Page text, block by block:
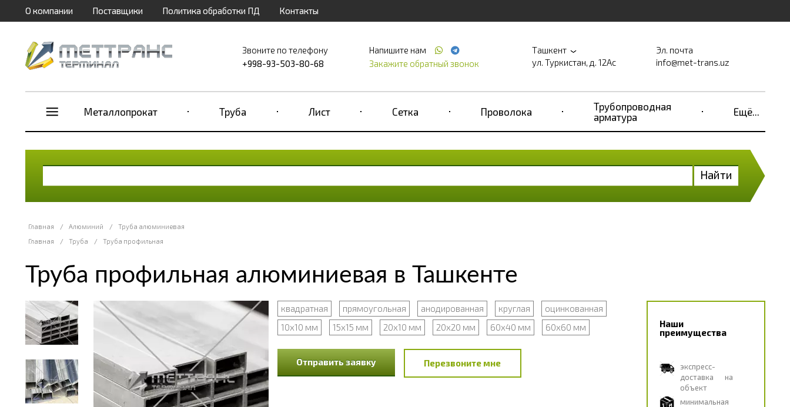
О компании Поставщики Политика обработки ПД Контакты
Звоните по телефону
+998-93-503-80-68
Напишите нам
Закажите обратный звонок
Ташкент
ул. Туркистан, д. 12Ас
Эл. почта
info@met-trans.uz
Металлопрокат Труба Лист Сетка Проволока
Трубопроводная
арматура
Ещё...
Найти
Главная / Алюминий /
Труба алюминиевая
Главная
/ Труба / Труба профильная
Труба профильная алюминиевая в Ташкенте
квадратная прямоугольная анодированная круглая
оцинкованная
10х10 мм
15х15 мм 20х10 мм 20х20 мм 60х40 мм 60х60 мм
Отправить заявку Перезвоните мне
Наши
преимущества
экспресс-
доставка на
объект
минимальная